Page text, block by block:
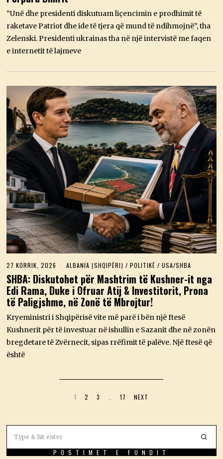
“Unë dhe presidenti diskutuam liçencimin e prodhimit të
raketave Patriot dhe ide të tjera që mund të ndihmojnë”, tha
Zelenski. Presidenti ukrainas tha në një intervistë me faqen
e internetit të lajmeve
27 KORRIK, 2026
K
O
R
R
I
K
,
0
ALBANIA (SHQIPËRI) / POLITIKË / USA/SHBA
SHBA: Diskutohet për Mashtrim të Kushner-it nga
Edi Rama, Duke i Ofruar Atij & Investitorit, Prona
të Paligjshme, në Zonë të Mbrojtur!
Kryeministri i Shqipërisë vite më parë i bën një ftesë
Kushnerit për të investuar në ishullin e Sazanit dhe në zonën
bregdetare të Zvërnecit, sipas rrëfimit të palëve. Një ftesë që
është
1 2 3 17 NEXT
POSTIMET E FUNDIT